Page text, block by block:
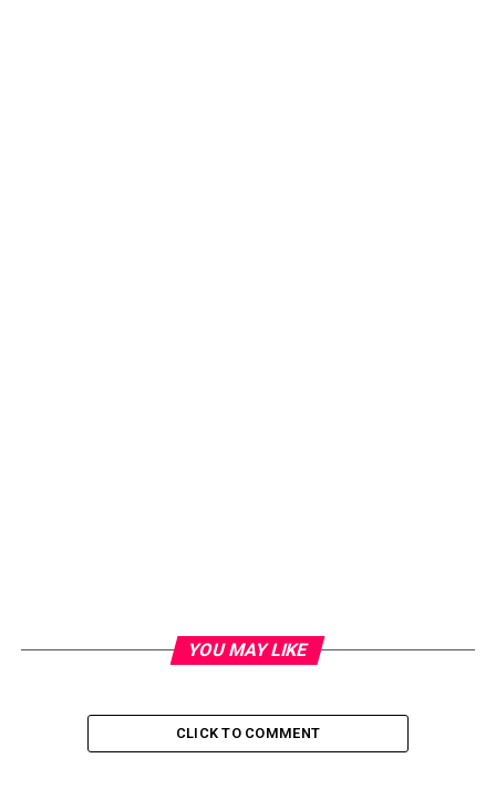
YOU MAY LIKE
CLICK TO COMMENT